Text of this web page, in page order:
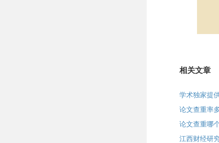
相关文章
学术独家提
论文查重率
论文查重哪
江西财经研